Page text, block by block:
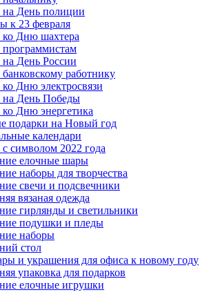
День полиции
к 23 февраля
Дню шахтера
День России
работнику
Дню электросвязи
на День Победы
Дню энергетика
подарки на Новый год
календари
символом 2022 года
елочные шары
наборы для творчества
свечи и подсвечники
вязаная одежда
гирлянды и светильники
подушки и пледы
наборы
стол
и украшения для офиса к новому году
упаковка для подарков
елочные игрушки